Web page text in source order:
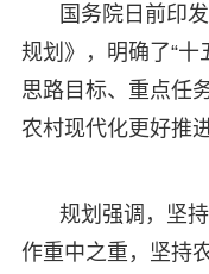
国务院日前印
规划》，明确了“十
思路目标、重点任
农村现代化更好推
规划强调，坚
作重中之重，坚持